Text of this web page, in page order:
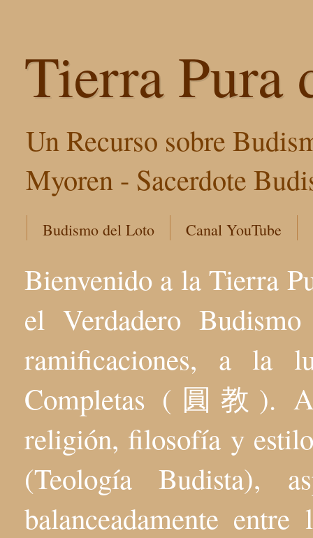
Tierra Pura
Un Recurso sobre
Myoren - Sacerdote
Budismo del Loto Canal YouTube
Bienvenido a la Tierra
el Verdadero
ramificaciones, a la
Completas (圓教).
religión, filosofía y
(Teología Budista),
balanceadamente